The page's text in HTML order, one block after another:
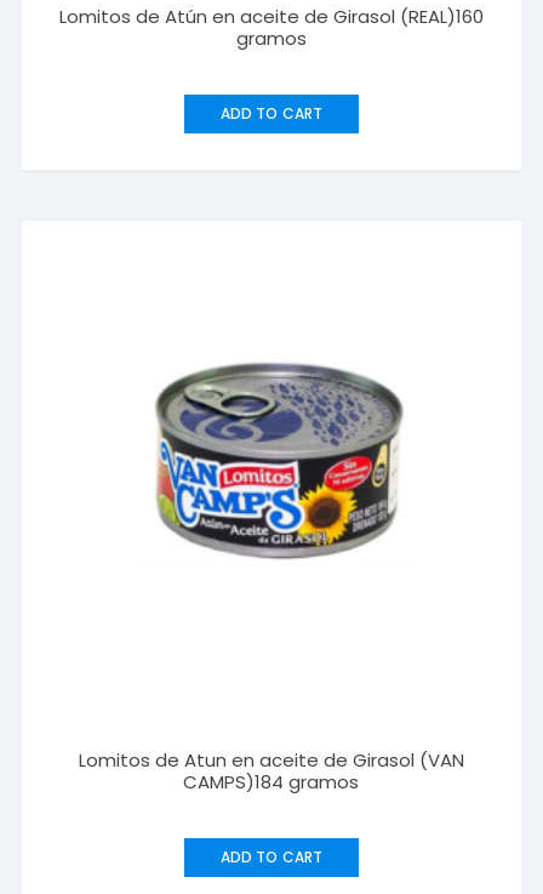
Lomitos de Atún en aceite de Girasol (REAL)160
gramos
ADD TO CART
Lomitos de Atun en aceite de Girasol (VAN
CAMPS)184 gramos
ADD TO CART